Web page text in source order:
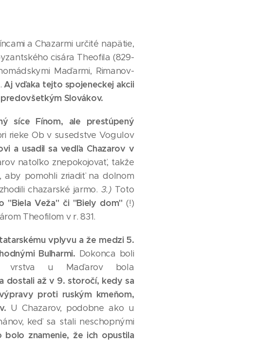
a Chazarmi určité napätie,
cisára Theofila (829-
Maďarmi, Rimanov-
Aj vďaka tejto spojeneckej akcii
predovšetkým Slovákov.
síce Fínom, ale prestúpený
rieke Ob v susedstve Vogulov
a usadil sa vedľa Chazarov v
natoľko znepokojovať, takže
pomohli zriadiť na dolnom
chazarské jarmo. 3.) Toto
"Biela Veža" či "Biely dom" (!)
Theofilom v r. 831.
vplyvu a že medzi 5.
Bulharmi. Dokonca boli
vrstva u Maďarov bola
dostali až v 9. storočí, kedy sa
proti ruským kmeňom,
U Chazarov, podobne ako u
keď sa stali neschopnými
znamenie, že ich opustila